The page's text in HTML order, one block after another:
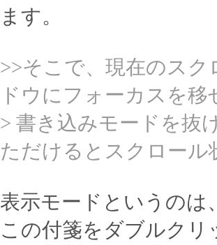
ます。
>>そこで、現在のス
ドウにフォーカスを
> 書き込みモードを抜
ただけるとスクロール
表示モードというのは
この付箋をダブルク